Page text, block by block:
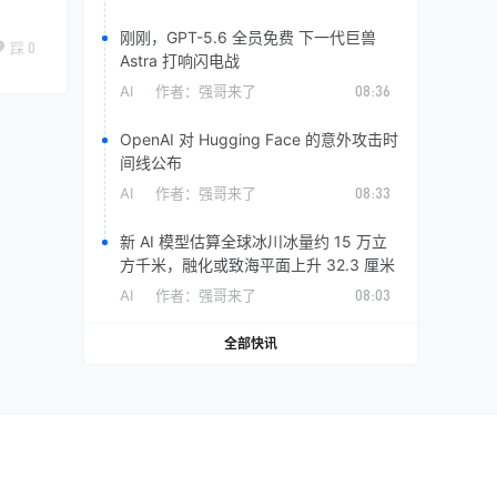
踩 0
刚刚，GPT-5.6 全员免费 下一代巨兽
Astra 打响闪电战
AI 作者： 强哥来了 08:36
OpenAI 对 Hugging Face 的意外攻击时
间线公布
AI 作者： 强哥来了 08:33
新 AI 模型估算全球冰川冰量约 15 万立
方千米，融化或致海平面上升 32.3 厘米
AI 作者： 强哥来了 08:03
全部快讯